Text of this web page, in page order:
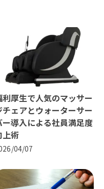
利厚生で人気のマッサー
チェアとウォーターサー
ー導入による社員満足度
上術
04/07